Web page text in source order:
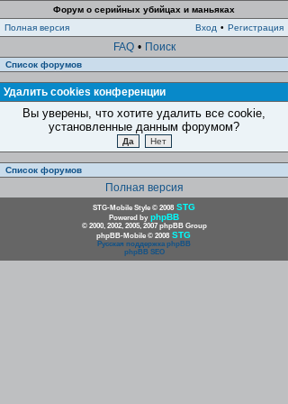
Форум о серийных убийцах и маньяках
Полная версия
Вход • Регистрация
FAQ • Поиск
Список форумов
Удалить cookies конференции
Вы уверены, что хотите удалить все cookie,
установленные данным форумом?
Список форумов
Полная версия
STG-Mobile Style © 2008 STG
Powered by phpBB
© 2000, 2002, 2005, 2007 phpBB Group
phpBB-Mobile © 2008 STG
Русская поддержка phpBB
phpBB SEO